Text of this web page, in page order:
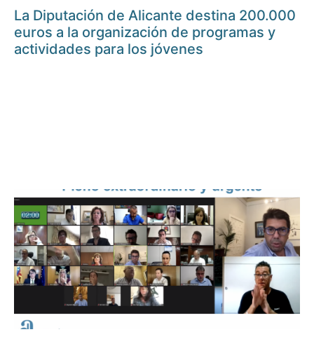
La Diputación de Alicante destina 200.000
euros a la organización de programas y
actividades para los jóvenes